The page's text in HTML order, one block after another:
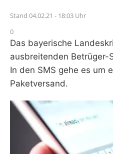
Stand 04.02.21 - 18:03 Uhr
0
Das bayerische
ausbreitenden Betrüger-
In den SMS gehe es um
Paketversand.